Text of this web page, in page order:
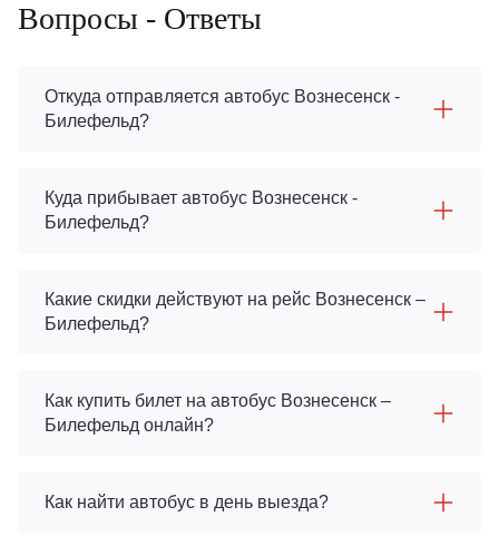
Вопросы - Ответы
Откуда отправляется автобус Вознесенск -
Билефельд?
Куда прибывает автобус Вознесенск -
Билефельд?
Какие скидки действуют на рейс Вознесенск –
Билефельд?
Как купить билет на автобус Вознесенск –
Билефельд онлайн?
Как найти автобус в день выезда?